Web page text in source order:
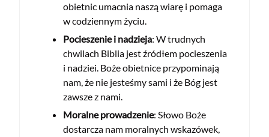
obietnic umacnia naszą wiarę i pomaga
w codziennym życiu.
Pocieszenie i nadzieja: W trudnych
chwilach Biblia jest źródłem pocieszenia
i nadziei. Boże obietnice przypominają
nam, że nie jesteśmy sami i że Bóg jest
zawsze z nami.
Moralne prowadzenie: Słowo Boże
dostarcza nam moralnych wskazówek,